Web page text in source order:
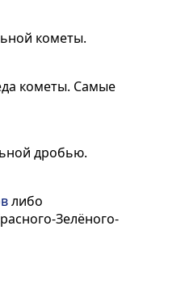
кометы.
кометы. Самые
дробью.
либо
Зелёного-